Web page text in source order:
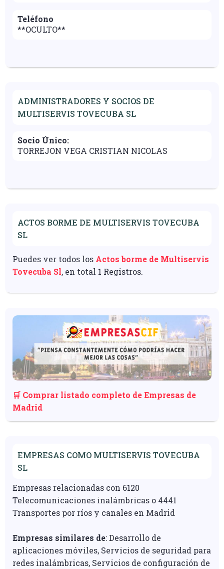
Teléfono
**OCULTO**
ADMINISTRADORES Y SOCIOS DE
MULTISERVIS TOVECUBA SL
Socio Único:
TORREJON VEGA CRISTIAN NICOLAS
ACTOS BORME DE MULTISERVIS TOVECUBA
SL
Puedes ver todos los Actos borme de Multiservis
Tovecuba Sl, en total 1 Registros.
🛒 Comprar listado completo de Empresas de
Madrid
EMPRESAS COMO MULTISERVIS TOVECUBA
SL
Empresas relacionadas con 6120
Telecomunicaciones inalámbricas o 4441
Transportes por ríos y canales en Madrid
Empresas similares de: Desarrollo de
aplicaciones móviles, Servicios de seguridad para
redes inalámbricas, Servicios de configuración de